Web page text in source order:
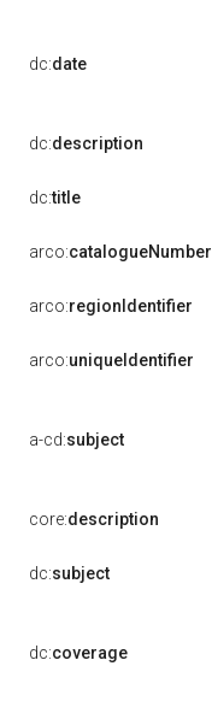
dc:date
dc:description
dc:title
arco:catalogueNumber
arco:regionIdentifier
arco:uniqueIdentifier
a-cd:subject
core:description
dc:subject
dc:coverage